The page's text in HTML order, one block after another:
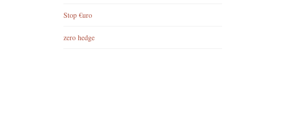
Stop €uro
zero hedge